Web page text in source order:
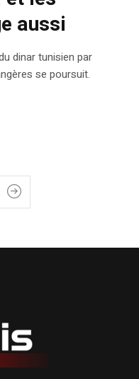
aussi
dinar tunisien par
se poursuit.